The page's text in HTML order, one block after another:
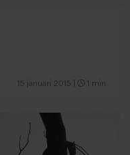
15 januari 2015 1 min